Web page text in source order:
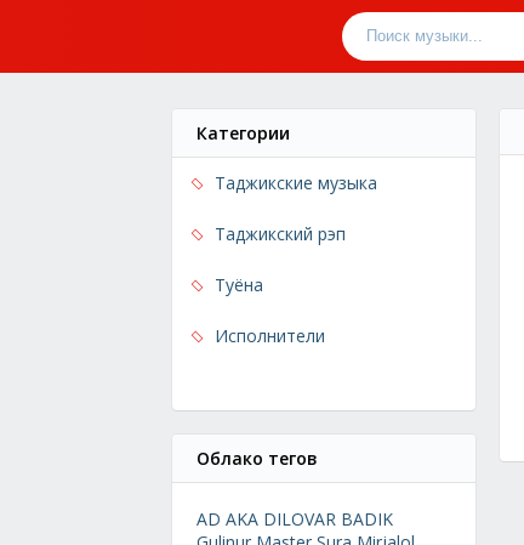
Категории
Таджикские музыка
Таджикский рэп
Туёна
Исполнители
Облако тегов
AD AKA DILOVAR BADIK